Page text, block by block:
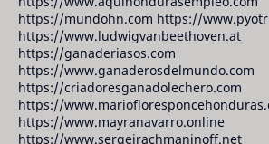
https://mundohn.com https://
https://www.ludwigvanbeethoven.at
https://ganaderiasos.com
https://www.ganaderosdelmundo.com
https://criadoresganadolechero.com
https://
https://www.mayranavarro.online
https://www.sergeirachmaninoff.net